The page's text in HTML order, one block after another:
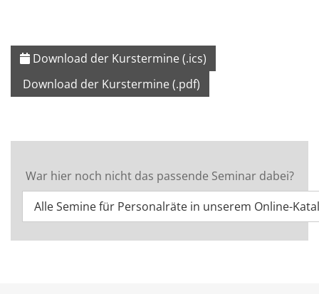
Download der Kurstermine (.ics)
Download der Kurstermine (.pdf)
War hier noch nicht das passende Seminar dabei?
Alle Semine für Personalräte in unserem Online-